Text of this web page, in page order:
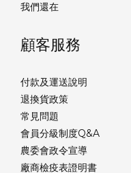
我們還在
顧客服務
付款及運送說明
退換貨政策
常見問題
會員分級制度Q&A
農委會政令宣導
廠商檢疫表證明書